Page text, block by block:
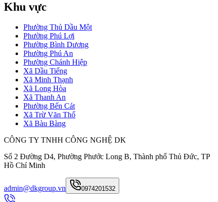
Khu vực
Phường Thủ Dầu Một
Phường Phú Lợi
Phường Bình Dương
Phường Phú An
Phường Chánh Hiệp
Xã Dầu Tiếng
Xã Minh Thạnh
Xã Long Hòa
Xã Thanh An
Phường Bến Cát
Xã Trừ Văn Thố
Xã Bàu Bàng
CÔNG TY TNHH CÔNG NGHỆ DK
Số 2 Đường D4, Phường Phước Long B, Thành phố Thủ Đức, TP
Hồ Chí Minh
admin@dkgroup.vn 0974201532